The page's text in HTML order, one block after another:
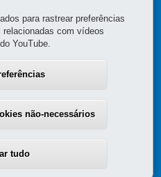
DA ADMINISTRAÇÃO E DA
- Térreo e 3º andar - Centro Cívico
8h30 a 12h e 13h30 a 18h
para rastrear preferências
com vídeos
YouTube.
não-necessários
tudo